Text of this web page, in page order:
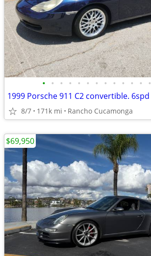
• • • • • • • • • • • • •
1999 Porsche 911 C2 convertible. 6spd
8/7 171k mi Rancho Cucamonga
$69,950